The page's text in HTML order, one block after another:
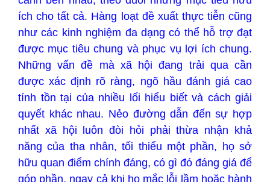
ích cho tất cả. Hàng loạt đề xuất thực tiễn cũng
như các kinh nghiệm đa dạng có thể hỗ trợ đạt
được mục tiêu chung và phục vụ lợi ích chung.
Những vấn đề mà xã hội đang trải qua cần
được xác định rõ ràng, ngõ hầu đánh giá cao
tính tồn tại của nhiều lối hiểu biết và cách giải
quyết khác nhau. Nẻo đường dẫn đến sự hợp
nhất xã hội luôn đòi hỏi phải thừa nhận khả
năng của tha nhân, tối thiểu một phần, họ sở
hữu quan điểm chính đáng, có gì đó đáng giá để
góp phần, ngay cả khi họ mắc lỗi lầm hoặc hành